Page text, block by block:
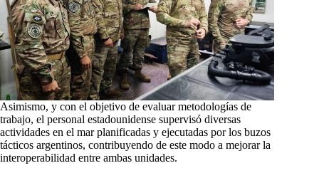
Asimismo, y con el objetivo de evaluar metodologías de
trabajo, el personal estadounidense supervisó diversas
actividades en el mar planificadas y ejecutadas por los buzos
tácticos argentinos, contribuyendo de este modo a mejorar la
interoperabilidad entre ambas unidades.